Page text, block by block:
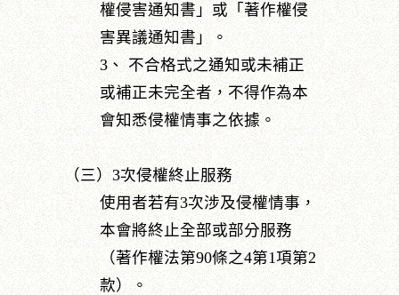
權侵害通知書」或「著作權侵
害異議通知書」。
3、 不合格式之通知或未補正
或補正未完全者，不得作為本
會知悉侵權情事之依據。
（三）3次侵權終止服務
使用者若有3次涉及侵權情事，
本會將終止全部或部分服務
（著作權法第90條之4第1項第2
款）。